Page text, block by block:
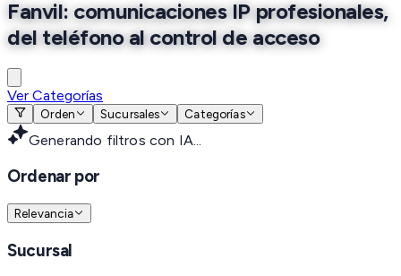
Fanvil: comunicaciones IP profesionales,
del teléfono al control de acceso
Ver Categorías
Orden Sucursales Categorías
Generando filtros con IA...
Ordenar por
Relevancia
Sucursal